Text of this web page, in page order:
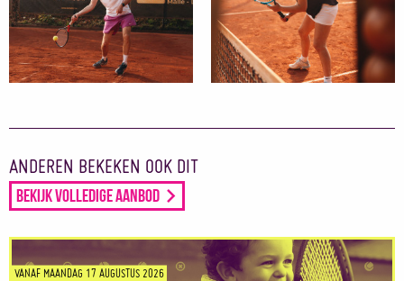
ANDEREN BEKEKEN OOK DIT
Bekijk volledige aanbod
VANAF MAANDAG 17 AUGUSTUS 2026